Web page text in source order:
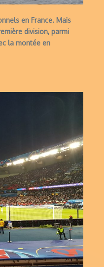
en France. Mais
division, parmi
la montée en